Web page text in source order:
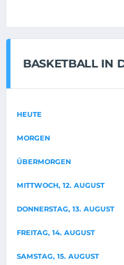
BASKETBALL IN
HEUTE
MORGEN
ÜBERMORGEN
MITTWOCH, 12. AUGUST
DONNERSTAG, 13. AUGUST
FREITAG, 14. AUGUST
SAMSTAG, 15. AUGUST